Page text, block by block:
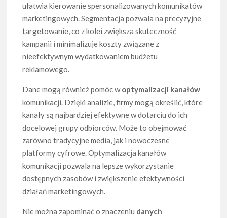
ułatwia kierowanie spersonalizowanych komunikatów
marketingowych. Segmentacja pozwala na precyzyjne
targetowanie, co z kolei zwiększa skuteczność
kampanii i minimalizuje koszty związane z
nieefektywnym wydatkowaniem budżetu
reklamowego.
Dane mogą również pomóc woptymalizacji kanałów
komunikacji. Dzięki analizie, firmy mogą określić, które
kanały są najbardziej efektywne w dotarciu do ich
docelowej grupy odbiorców. Może to obejmować
zarówno tradycyjne media, jak i nowoczesne
platformy cyfrowe. Optymalizacja kanałów
komunikacji pozwala na lepsze wykorzystanie
dostępnych zasobów i zwiększenie efektywności
działań marketingowych.
Nie można zapominać o znaczeniu danych